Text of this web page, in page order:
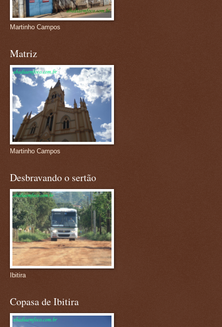
Martinho Campos
Matriz
Martinho Campos
Desbravando o sertão
Ibitira
Copasa de Ibitira